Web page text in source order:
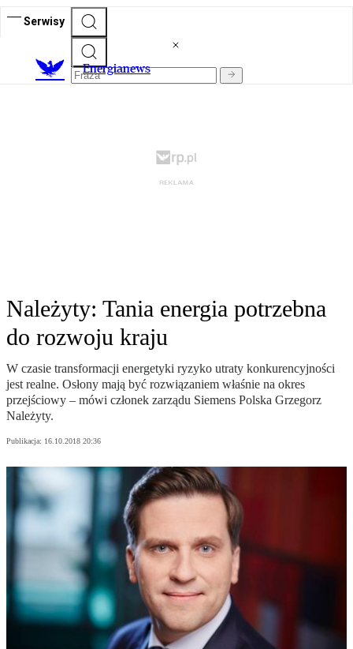
Serwisy
Energianews
Należyty: Tania energia potrzebna
do rozwoju kraju
W czasie transformacji energetyki ryzyko utraty konkurencyjności
jest realne. Osłony mają być rozwiązaniem właśnie na okres
przejściowy – mówi członek zarządu Siemens Polska Grzegorz
Należyty.
Publikacja: 16.10.2018 20:36